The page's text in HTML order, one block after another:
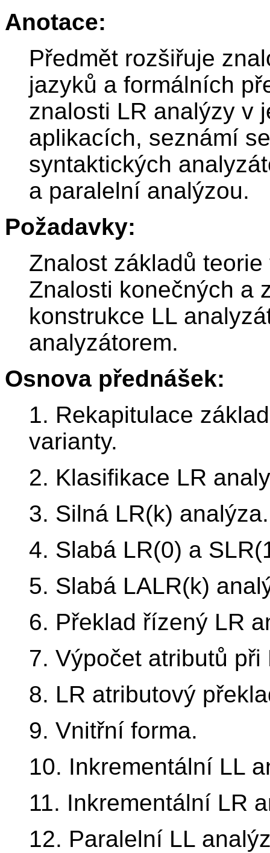
Anotace:
Předmět rozšiřuje
jazyků a formálních
znalosti LR analýzy v
aplikacích, seznámí
syntaktických
a paralelní analýzou.
Požadavky:
Znalost základů
Znalosti konečných a
konstrukce LL
analyzátorem.
Osnova přednášek:
1. Rekapitulace
varianty.
2. Klasifikace LR
3. Silná LR(k) analýza.
4. Slabá LR(0) a
5. Slabá LALR(k)
6. Překlad řízený LR
7. Výpočet atributů při
8. LR atributový
9. Vnitřní forma.
10. Inkrementální LL
11. Inkrementální LR
12. Paralelní LL